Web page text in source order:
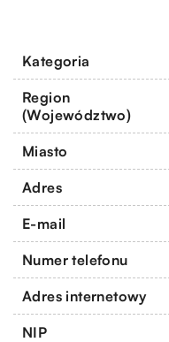
Kategoria
Region
(Województwo)
Miasto
Adres
E-mail
Numer telefonu
Adres internetowy
NIP